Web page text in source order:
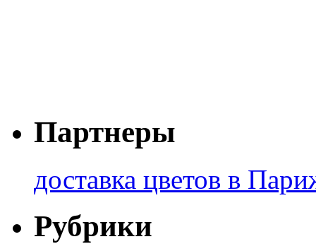
Партнеры
доставка цветов в
Рубрики